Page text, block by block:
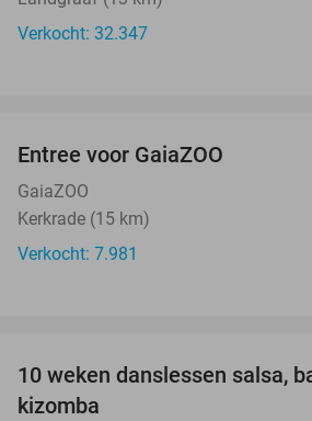
Verkocht: 32.347
Entree voor GaiaZOO
GaiaZOO
Kerkrade (15 km)
Verkocht: 7.981
10 weken danslessen salsa,
kizomba